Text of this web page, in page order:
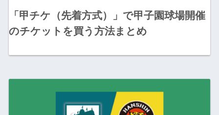
「甲チケ（先着方式）」で甲子園球場開催
のチケットを買う方法まとめ